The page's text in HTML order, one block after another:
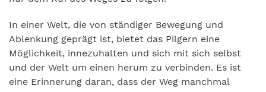
In einer Welt, die von ständiger Bewegung und
Ablenkung geprägt ist, bietet das Pilgern eine
Möglichkeit, innezuhalten und sich mit sich selbst
und der Welt um einen herum zu verbinden. Es ist
eine Erinnerung daran, dass der Weg manchmal